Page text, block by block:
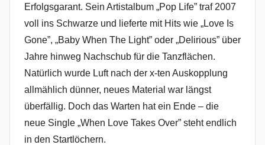
Erfolgsgarant. Sein Artistalbum „Pop Life” traf 2007
voll ins Schwarze und lieferte mit Hits wie „Love Is
Gone”, „Baby When The Light” oder „Delirious” über
Jahre hinweg Nachschub für die Tanzflächen.
Natürlich wurde Luft nach der x-ten Auskopplung
allmählich dünner, neues Material war längst
überfällig. Doch das Warten hat ein Ende – die
neue Single „When Love Takes Over” steht endlich
in den Startlöchern.